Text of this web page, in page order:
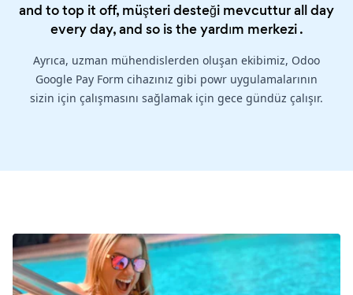
and to top it off, müşteri desteği mevcuttur all day
every day, and so is theyardım merkezi.
Ayrıca, uzman mühendislerden oluşan ekibimiz, Odoo
Google Pay Form cihazınız gibi powr uygulamalarının
sizin için çalışmasını sağlamak için gece gündüz çalışır.